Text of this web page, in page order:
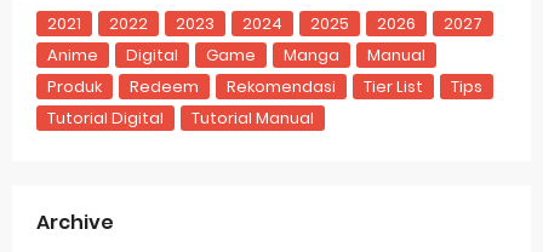
2021 2022 2023 2024 2025 2026
2027
Anime
Digital Game Manga
Manual
Produk
Redeem Rekomendasi Tier List
Tips
Tutorial Digital
Tutorial Manual
Archive